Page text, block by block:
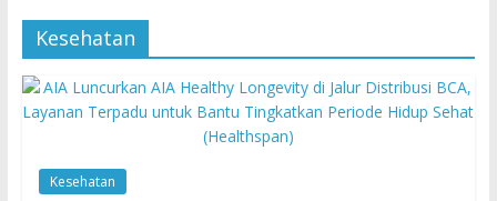
Kesehatan
Kesehatan